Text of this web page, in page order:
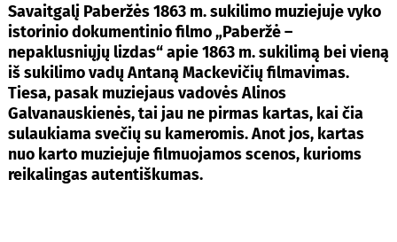
Savaitgalį Paberžės 1863 m. sukilimo muziejuje vyko
istorinio dokumentinio filmo „Paberžė –
nepaklusniųjų lizdas“ apie 1863 m. sukilimą bei vieną
iš sukilimo vadų Antaną Mackevičių filmavimas.
Tiesa, pasak muziejaus vadovės Alinos
Galvanauskienės, tai jau ne pirmas kartas, kai čia
sulaukiama svečių su kameromis. Anot jos, kartas
nuo karto muziejuje filmuojamos scenos, kurioms
reikalingas autentiškumas.